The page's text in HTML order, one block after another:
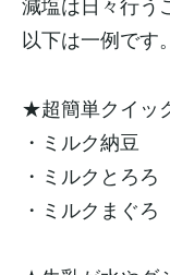
以下は一例です。
★超簡単クイッ
・ミルク納豆
・ミルクとろろ
・ミルクまぐろ